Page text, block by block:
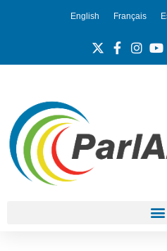
English Français